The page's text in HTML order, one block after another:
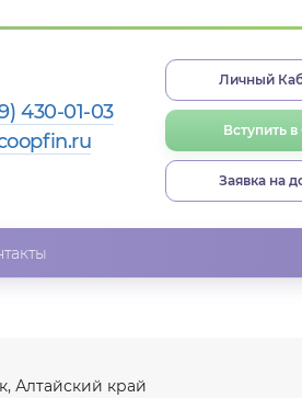
430-01-03
Личный
Вступить
Заявка на
Алтайский край